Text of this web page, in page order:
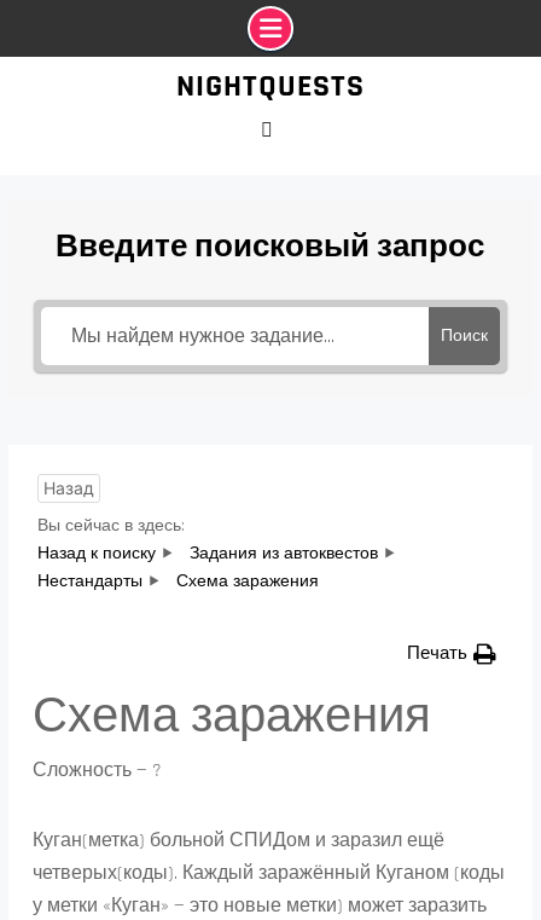
NIGHTQUESTS
Введите поисковый запрос
Поиск
Назад
Вы сейчас в здесь:
Назад к поиску
Задания из автоквестов
Нестандарты
Схема заражения
Печать
Схема заражения
Сложность — ?
Куган(метка) больной СПИДом и заразил ещё
четверых(коды). Каждый заражённый Куганом (коды
у метки «Куган» — это новые метки) может заразить